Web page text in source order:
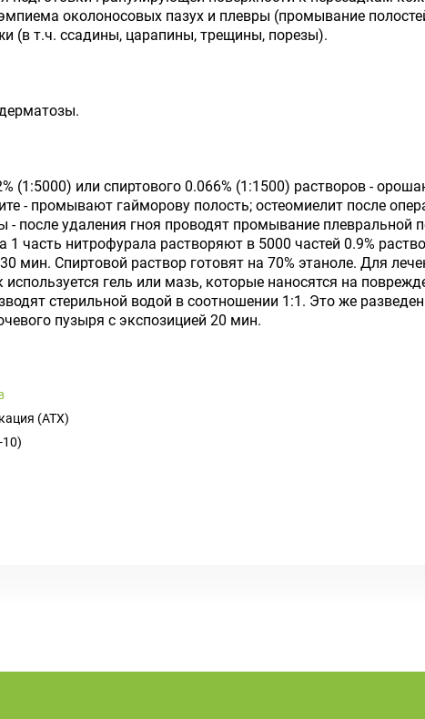
околоносовых пазух и плевры (промывание
(в т.ч. ссадины, царапины, трещины, порезы).
(1:5000) или спиртового 0.066% (1:1500) растворов -
- промывают гайморову полость; остеомиелит после
после удаления гноя проводят промывание плевральной
1 часть нитрофурала растворяют в 5000 частей 0.9%
мин. Спиртовой раствор готовят на 70% этаноле. Для
гель или мазь, которые наносятся на
стерильной водой в соотношении 1:1. Это же
пузыря с экспозицией 20 мин.
(ATX)